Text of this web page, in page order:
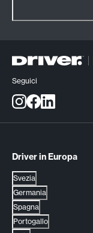
Seguici
Driver in Europa
Svezia
Germania
Spagna
Portogallo